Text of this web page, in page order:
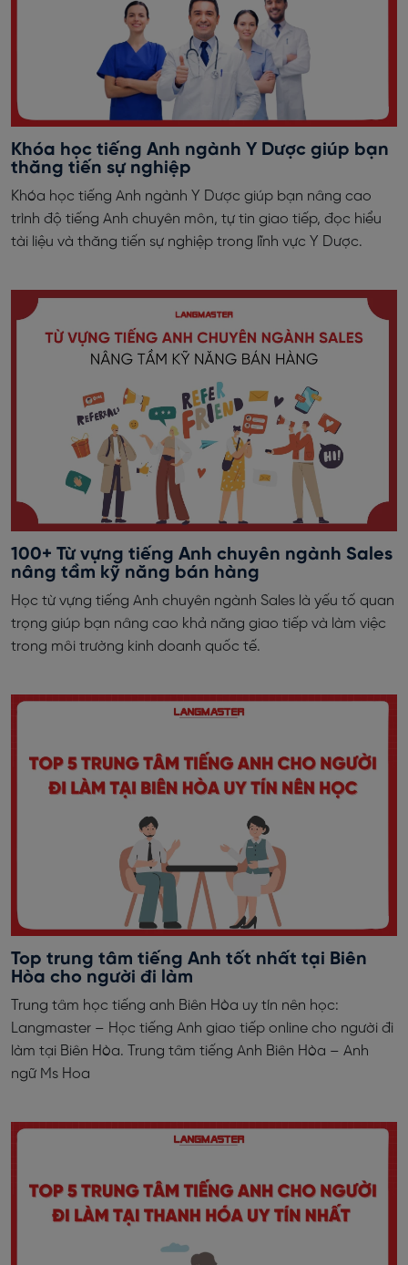
Khóa học tiếng Anh ngành Y Dược giúp bạn
thăng tiến sự nghiệp
Khóa học tiếng Anh ngành Y Dược giúp bạn nâng cao
trình độ tiếng Anh chuyên môn, tự tin giao tiếp, đọc hiểu
tài liệu và thăng tiến sự nghiệp trong lĩnh vực Y Dược.
100+ Từ vựng tiếng Anh chuyên ngành Sales
nâng tầm kỹ năng bán hàng
Học từ vựng tiếng Anh chuyên ngành Sales là yếu tố quan
trọng giúp bạn nâng cao khả năng giao tiếp và làm việc
trong môi trường kinh doanh quốc tế.
Top trung tâm tiếng Anh tốt nhất tại Biên
Hòa cho người đi làm
Trung tâm học tiếng anh Biên Hòa uy tín nên học:
Langmaster – Học tiếng Anh giao tiếp online cho người đi
làm tại Biên Hòa. Trung tâm tiếng Anh Biên Hòa – Anh
ngữ Ms Hoa